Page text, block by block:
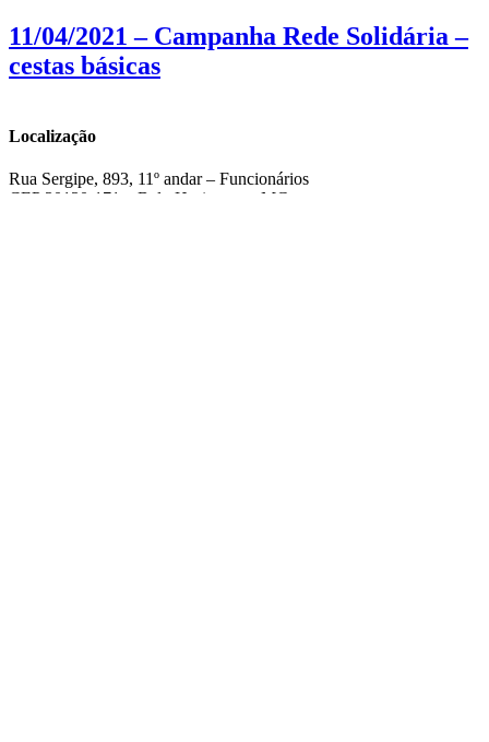
11/04/2021 – Campanha Rede Solidária –
cestas básicas
Localização
Rua Sergipe, 893, 11º andar – Funcionários
CEP 30130-171 – Belo Horizonte – MG